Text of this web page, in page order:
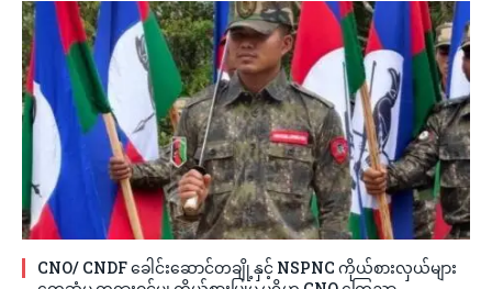
CNO/ CNDF ခေါင်းဆောင်တချို့နှင့် NSPNC ကိုယ်စားလှယ်များ